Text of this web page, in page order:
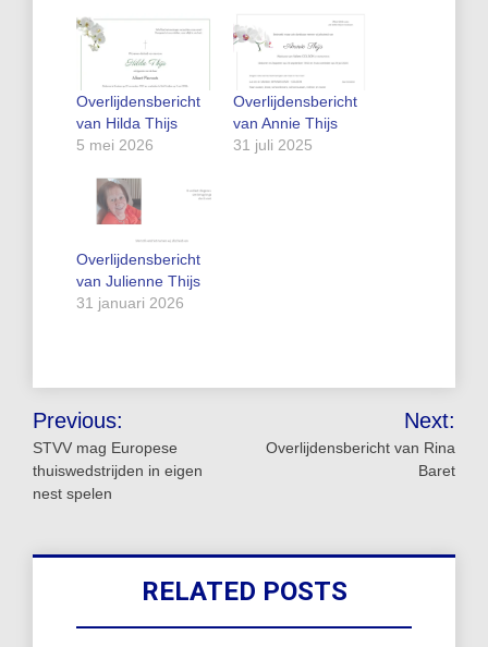
Overlijdensbericht
van Hilda Thijs
5 mei 2026
Overlijdensbericht
van Annie Thijs
31 juli 2025
Overlijdensbericht
van Julienne Thijs
31 januari 2026
Bericht
navigatie
Previous:
STVV mag Europese
thuiswedstrijden in eigen
nest spelen
Next:
Overlijdensbericht van Rina
Baret
RELATED POSTS